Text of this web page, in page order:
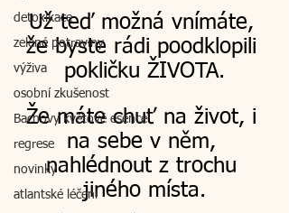
detoxikace
zelené potraviny
výživa
osobní zkušenost
Bachovy květové esence
regrese
novinky
atlantské léčení
Už teď možná vnímáte,
že byste rádi poodklopili
pokličku ŽIVOTA.
Že máte chuť na život, i
na sebe v něm,
nahlédnout z trochu
jiného místa.